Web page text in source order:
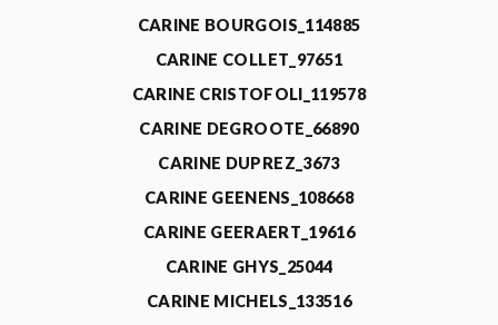
CARINE BOURGOIS_114885
CARINE COLLET_97651
CARINE CRISTOFOLI_119578
CARINE DEGROOTE_66890
CARINE DUPREZ_3673
CARINE GEENENS_108668
CARINE GEERAERT_19616
CARINE GHYS_25044
CARINE MICHELS_133516